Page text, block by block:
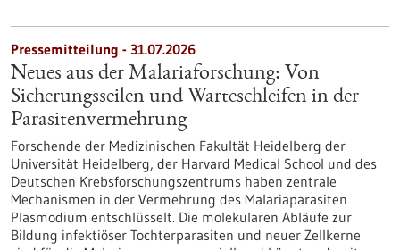
Pressemitteilung - 31.07.2026
Neues aus der Malariaforschung: Von
Sicherungsseilen und Warteschleifen in der
Parasitenvermehrung
Forschende der Medizinischen Fakultät Heidelberg der
Universität Heidelberg, der Harvard Medical School und des
Deutschen Krebsforschungszentrums haben zentrale
Mechanismen in der Vermehrung des Malariaparasiten
Plasmodium entschlüsselt. Die molekularen Abläufe zur
Bildung infektiöser Tochterparasiten und neuer Zellkerne